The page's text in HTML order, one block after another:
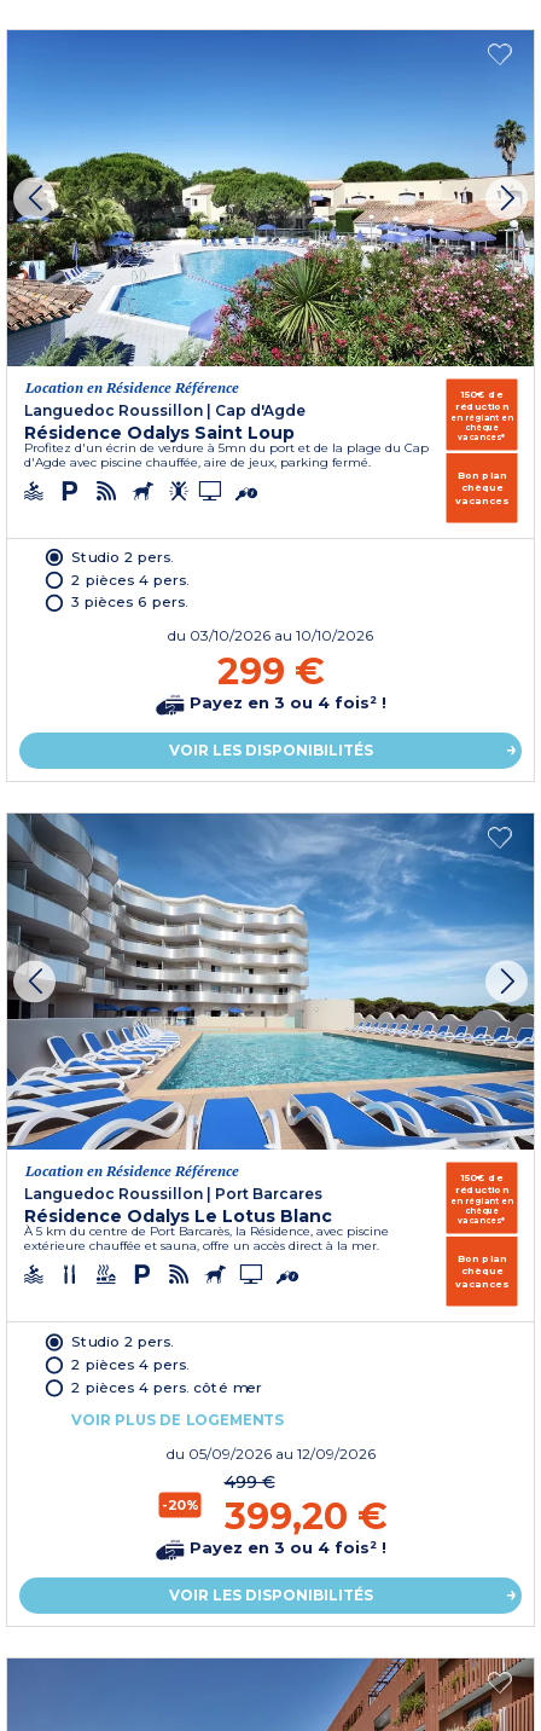
Location en Résidence Référence
Languedoc Roussillon | Cap d'Agde
Résidence Odalys Saint Loup
Profitez d'un écrin de verdure à 5mn du port et de la plage du Cap
d'Agde avec piscine chauffée, aire de jeux, parking fermé.
150€ de
réduction
en réglant en
chèque
vacances*
Bon plan
chèque
vacances
Studio 2 pers.
2 pièces 4 pers.
3 pièces 6 pers.
du 03/10/2026 au 10/10/2026
299 €
Payez en 3 ou 4 fois² !
VOIR LES DISPONIBILITÉS
Location en Résidence Référence
Languedoc Roussillon
Port Barcares
Résidence Odalys Le Lotus Blanc
À 5 km du centre de Port Barcarès, la Résidence, avec piscine
extérieure chauffée et sauna, offre un accès direct à la mer.
150€ de
réduction
en réglant en
chèque
vacances*
Bon plan
chèque
vacances
Studio 2 pers.
2 pièces 4 pers.
2 pièces 4 pers. côté mer
VOIR PLUS DE LOGEMENTS
du 05/09/2026 au 12/09/2026
-20%
499 €
399,20 €
Payez en 3 ou 4 fois² !
VOIR LES DISPONIBILITÉS